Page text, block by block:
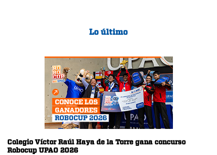
Lo último
Colegio Víctor Raúl Haya de la Torre gana concurso
Robocup UPAO 2026